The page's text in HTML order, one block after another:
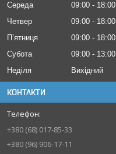
Середа
09:00
18:00
Четвер
09:00
18:00
Пʼятниця
09:00
18:00
Субота
09:00
13:00
Неділя
Вихідний
КОНТАКТИ
+380 (68) 017-85-33
+380 (96) 906-17-11